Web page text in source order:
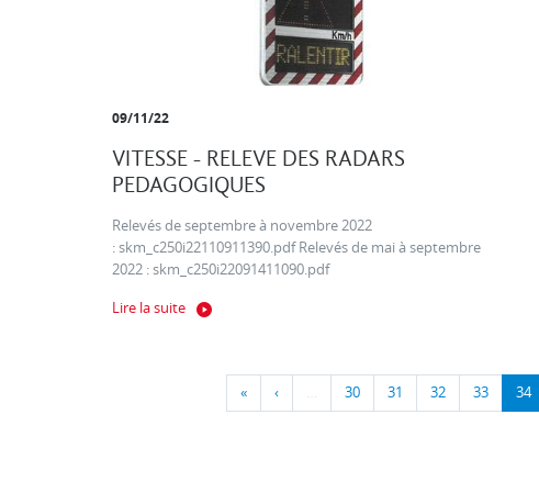
09/11/22
VITESSE - RELEVE DES RADARS
PEDAGOGIQUES
Relevés de septembre à novembre 2022
: skm_c250i22110911390.pdf Relevés de mai à septembre
2022 : skm_c250i22091411090.pdf
Lire la suite
« ‹ … 30 31 32 33 34